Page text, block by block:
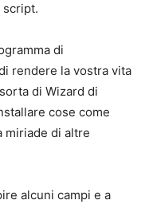
script.
di
rendere la vostra vita
di Wizard di
cose come
miriade di altre
alcuni campi e a